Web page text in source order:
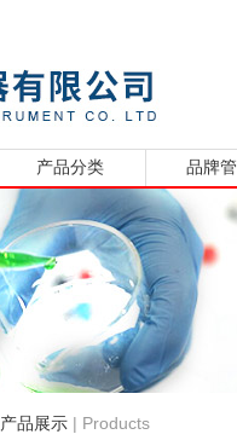
产品分类 品牌
产品展示 | Products